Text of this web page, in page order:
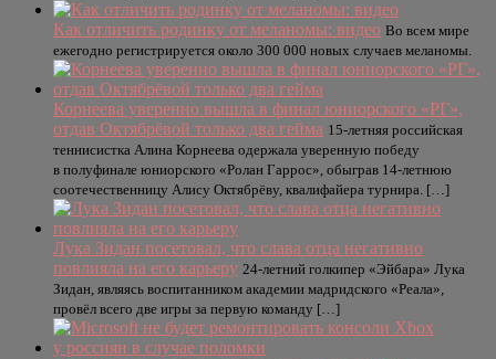
Как отличить родинку от меланомы: видео Во всем мире
ежегодно регистрируется около 300 000 новых случаев меланомы.
Корнеева уверенно вышла в финал юниорского «РГ»,
отдав Октябрёвой только два гейма 15-летняя российская
теннисистка Алина Корнеева одержала уверенную победу
в полуфинале юниорского «Ролан Гаррос», обыграв 14-летнюю
соотечественницу Алису Октябрёву, квалифайера турнира. […]
Лука Зидан посетовал, что слава отца негативно
повлияла на его карьеру 24-летний голкипер «Эйбара» Лука
Зидан, являясь воспитанником академии мадридского «Реала»,
провёл всего две игры за первую команду […]